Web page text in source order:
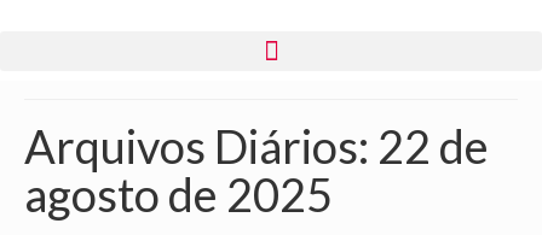
Arquivos Diários: 22 de
agosto de 2025